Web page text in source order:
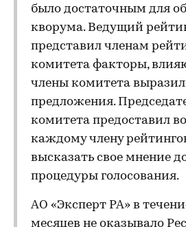
было достаточным для
кворума. Ведущий
представил членам
комитета факторы,
члены комитета
предложения.
комитета предоставил
каждому члену
высказать свое мнение
процедуры голосования.
АО «Эксперт РА» в
месяцев не оказывало